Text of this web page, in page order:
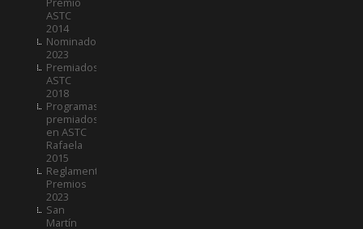
ASTC
2014
Nominados
2023
Premiados
ASTC
2018
Programas
premiados
en ASTC
Rafaela
2015
Reglamento
Premios
2023
San
Martín